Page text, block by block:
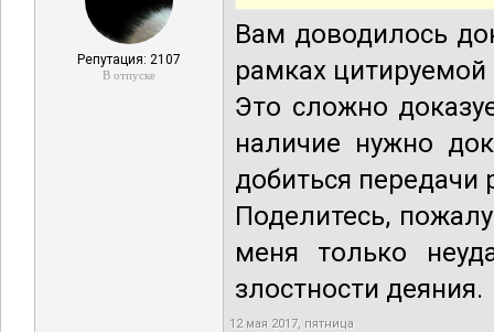
Репутация: 2107
В отпуске
Вам доводилось
рамках цитируемой
Это сложно
наличие нужно
добиться передачи
Поделитесь,
меня только
злостности деяния.
12 мая 2017, пятница